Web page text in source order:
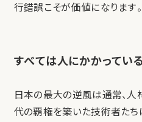
行錯誤こそが価値になります。
すべては人にかかっている
日本の最大の逆風は通常、人
代の覇権を築いた技術者たち